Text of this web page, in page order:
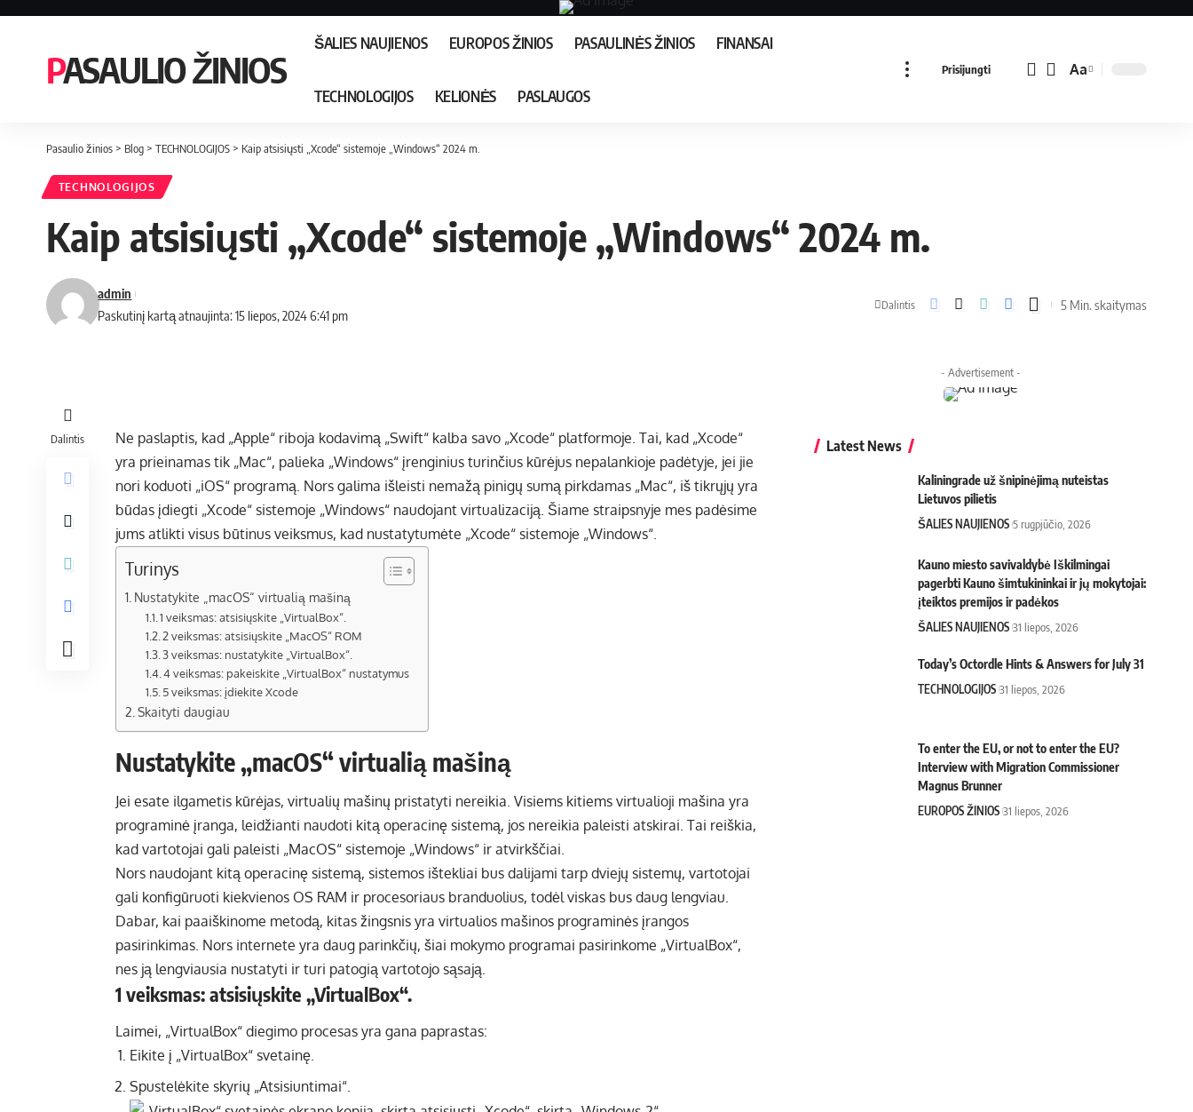
PASAULIO ŽINIOS
ŠALIES NAUJIENOS EUROPOS ŽINIOS PASAULINĖS ŽINIOS FINANSAI
TECHNOLOGIJOS KELIONĖS PASLAUGOS
Prisijungti Aa
Pasaulio žinios > Blog > TECHNOLOGIJOS > Kaip atsisiųsti „Xcode“ sistemoje „Windows“ 2024 m.
TECHNOLOGIJOS
Kaip atsisiųsti „Xcode“ sistemoje „Windows“ 2024 m.
Paskutinį kartą atnaujinta: 15 liepos, 2024 6:41 pm
admin
Dalintis 5 Min. skaitymas
Dalintis
Ne paslaptis, kad „Apple“ riboja kodavimą „Swift“ kalba savo „Xcode“ platformoje. Tai, kad „Xcode“
yra prieinamas tik „Mac“, palieka „Windows“ įrenginius turinčius kūrėjus nepalankioje padėtyje, jei jie
nori koduoti „iOS“ programą. Nors galima išleisti nemažą pinigų sumą pirkdamas „Mac“, iš tikrųjų yra
būdas įdiegti „Xcode“ sistemoje „Windows“ naudojant virtualizaciją. Šiame straipsnyje mes padėsime
jums atlikti visus būtinus veiksmus, kad nustatytumėte „Xcode“ sistemoje „Windows“.
Turinys
Nustatykite „macOS“ virtualią mašiną
1 veiksmas: atsisiųskite „VirtualBox“.
2 veiksmas: atsisiųskite „MacOS“ ROM
3 veiksmas: nustatykite „VirtualBox“.
4 veiksmas: pakeiskite „VirtualBox“ nustatymus
5 veiksmas: įdiekite Xcode
Skaityti daugiau
Nustatykite „macOS“ virtualią mašiną
Jei esate ilgametis kūrėjas, virtualių mašinų pristatyti nereikia. Visiems kitiems virtualioji mašina yra
programinė įranga, leidžianti naudoti kitą operacinę sistemą, jos nereikia paleisti atskirai. Tai reiškia,
kad vartotojai gali paleisti „MacOS“ sistemoje „Windows“ ir atvirkščiai.
Nors naudojant kitą operacinę sistemą, sistemos ištekliai bus dalijami tarp dviejų sistemų, vartotojai
gali konfigūruoti kiekvienos OS RAM ir procesoriaus branduolius, todėl viskas bus daug lengviau.
Dabar, kai paaiškinome metodą, kitas žingsnis yra virtualios mašinos programinės įrangos
pasirinkimas. Nors internete yra daug parinkčių, šiai mokymo programai pasirinkome „VirtualBox“,
nes ją lengviausia nustatyti ir turi patogią vartotojo sąsają.
1 veiksmas: atsisiųskite „VirtualBox“.
Laimei, „VirtualBox“ diegimo procesas yra gana paprastas:
Eikite į „VirtualBox“ svetainę.
Spustelėkite skyrių „Atsisiuntimai“.
- Advertisement -
Latest News
Kaliningrade už šnipinėjimą nuteistas
Lietuvos pilietis
ŠALIES NAUJIENOS 5 rugpjūčio, 2026
Kauno miesto savivaldybė Iškilmingai
pagerbti Kauno šimtukininkai ir jų mokytojai:
įteiktos premijos ir padėkos
ŠALIES NAUJIENOS 31 liepos, 2026
Today’s Octordle Hints & Answers for July 31
TECHNOLOGIJOS 31 liepos, 2026
To enter the EU, or not to enter the EU?
Interview with Migration Commissioner
Magnus Brunner
EUROPOS ŽINIOS 31 liepos, 2026